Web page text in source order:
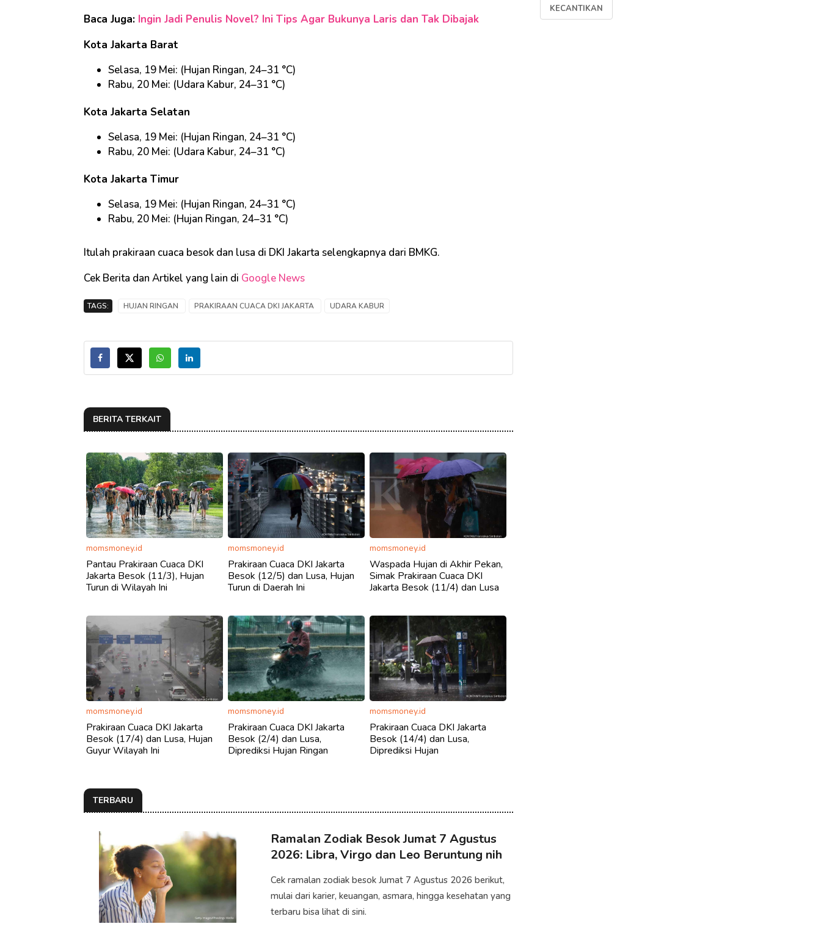
Baca Juga: Ingin Jadi Penulis Novel? Ini Tips Agar Bukunya Laris dan Tak Dibajak
Kota Jakarta Barat
Selasa, 19 Mei: (Hujan Ringan, 24–31 °C)
Rabu, 20 Mei: (Udara Kabur, 24–31 °C)
Kota Jakarta Selatan
Selasa, 19 Mei: (Hujan Ringan, 24–31 °C)
Rabu, 20 Mei: (Udara Kabur, 24–31 °C)
Kota Jakarta Timur
Selasa, 19 Mei: (Hujan Ringan, 24–31 °C)
Rabu, 20 Mei: (Hujan Ringan, 24–31 °C)
Itulah prakiraan cuaca besok dan lusa di DKI Jakarta selengkapnya dari BMKG.
Cek Berita dan Artikel yang lain di Google News
TAGS: HUJAN RINGAN PRAKIRAAN CUACA DKI JAKARTA UDARA KABUR
BERITA TERKAIT
momsmoney.id
Pantau Prakiraan Cuaca DKI
Jakarta Besok (11/3), Hujan
Turun di Wilayah Ini
momsmoney.id
Prakiraan Cuaca DKI Jakarta
Besok (12/5) dan Lusa, Hujan
Turun di Daerah Ini
momsmoney.id
Waspada Hujan di Akhir Pekan,
Simak Prakiraan Cuaca DKI
Jakarta Besok (11/4) dan Lusa
momsmoney.id
Prakiraan Cuaca DKI Jakarta
Besok (17/4) dan Lusa, Hujan
Guyur Wilayah Ini
momsmoney.id
Prakiraan Cuaca DKI Jakarta
Besok (2/4) dan Lusa,
Diprediksi Hujan Ringan
momsmoney.id
Prakiraan Cuaca DKI Jakarta
Besok (14/4) dan Lusa,
Diprediksi Hujan
TERBARU
Ramalan Zodiak Besok Jumat 7 Agustus
2026: Libra, Virgo dan Leo Beruntung nih
Cek ramalan zodiak besok Jumat 7 Agustus 2026 berikut,
mulai dari karier, keuangan, asmara, hingga kesehatan yang
terbaru bisa lihat di sini.​
KECANTIKAN